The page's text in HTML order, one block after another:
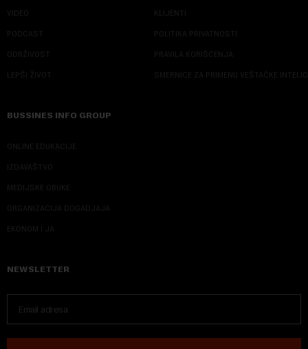
VIDEO
PODCAST
ODRŽIVOST
LEPŠI ŽIVOT
KLIJENTI
POLITIKA PRIVATNOSTI
PRAVILA KORIŠĆENJA
SMERNICE ZA PRIMENU VEŠTAČKE
BUSSINES INFO GROUP
ONLINE EDUKACIJE
IZDAVAŠTVO
MEDIJSKE OBUKE
ORGANIZACIJA DOGADJAJA
EKONOM I JA
NEWSLETTER